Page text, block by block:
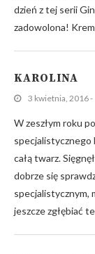
dzień z tej serii
zadowolona!
KAROLINA
3 kwietnia, 2016 -
W zeszłym roku
specjalistycznego
całą twarz.
dobrze się
specjalistycznym,
jeszcze zgłębiać